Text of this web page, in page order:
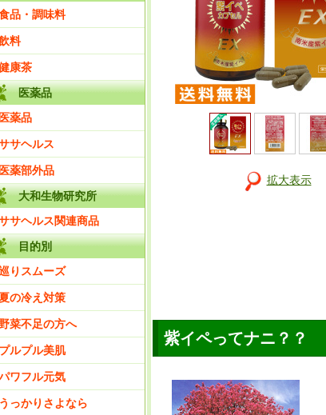
品・調味料
料
康茶
医薬品
医薬品
サヘルス
医薬部外品
大和生物研究所
サヘルス関連商品
目的別
りスムーズ
の冷え対策
野菜不足の方へ
プルプル美肌
ワフル元気
うっかりさよなら
拡大表示
紫イペってナニ？？